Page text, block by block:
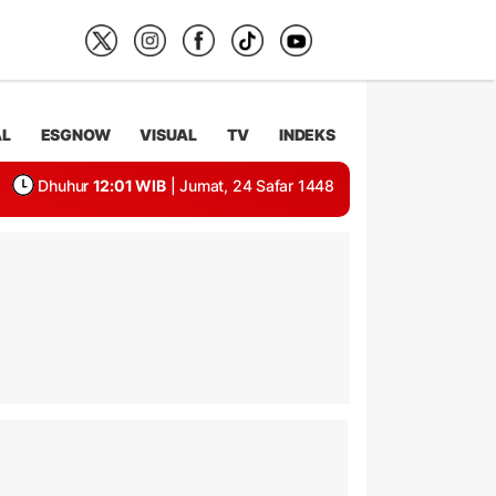
ESGNOW VISUAL TV INDEKS
Dhuhur 12:01 WIB | Jumat, 24 Safar 1448